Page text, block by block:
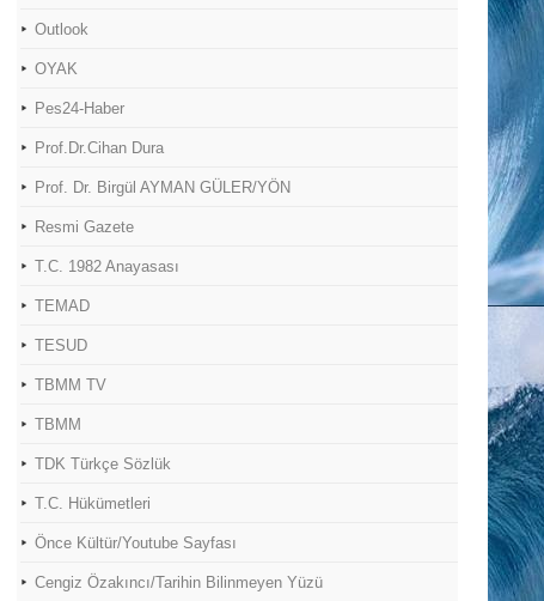
Outlook
OYAK
Pes24-Haber
Prof.Dr.Cihan Dura
Prof. Dr. Birgül AYMAN GÜLER/YÖN
Resmi Gazete
T.C. 1982 Anayasası
TEMAD
TESUD
TBMM TV
TBMM
TDK Türkçe Sözlük
T.C. Hükümetleri
Önce Kültür/Youtube Sayfası
Cengiz Özakıncı/Tarihin Bilinmeyen Yüzü